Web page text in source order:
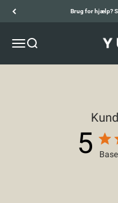
Brug for hjælp?
MenuSøg
5 5-